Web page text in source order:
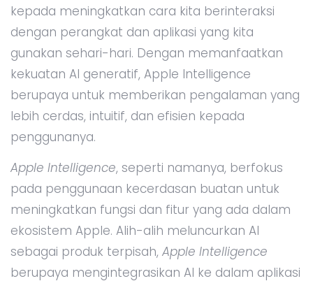
kepada meningkatkan cara kita berinteraksi
dengan perangkat dan aplikasi yang kita
gunakan sehari-hari. Dengan memanfaatkan
kekuatan AI generatif, Apple Intelligence
berupaya untuk memberikan pengalaman yang
lebih cerdas, intuitif, dan efisien kepada
penggunanya.
Apple Intelligence, seperti namanya, berfokus
pada penggunaan kecerdasan buatan untuk
meningkatkan fungsi dan fitur yang ada dalam
ekosistem Apple. Alih-alih meluncurkan AI
sebagai produk terpisah, Apple Intelligence
berupaya mengintegrasikan AI ke dalam aplikasi